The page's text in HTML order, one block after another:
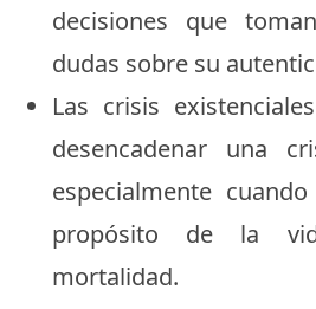
decisiones que
dudas sobre su
Las crisis
desencadenar una
especialmente
propósito de la
mortalidad.